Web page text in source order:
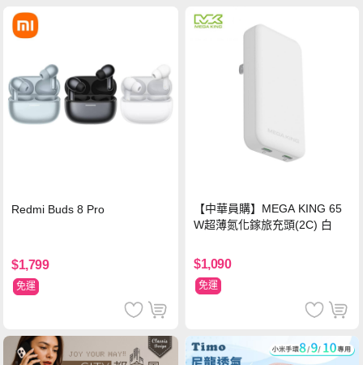
Redmi Buds 8 Pro
$1,799
免運
【中華員購】MEGA KING 65
W超薄氮化鎵旅充頭(2C) 白
$1,090
免運